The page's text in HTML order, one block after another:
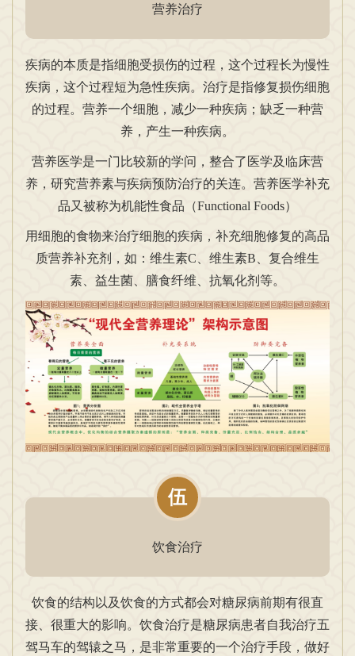
营养治疗
疾病的本质是指细胞受损伤的过程，这个过程长为慢性
疾病，这个过程短为急性疾病。治疗是指修复损伤细胞
的过程。营养一个细胞，减少一种疾病；缺乏一种营
养，产生一种疾病。
营养医学是一门比较新的学问，整合了医学及临床营
养，研究营养素与疾病预防治疗的关连。营养医学补充
品又被称为机能性食品（Functional Foods）
用细胞的食物来治疗细胞的疾病，补充细胞修复的高品
质营养补充剂，如：维生素C、维生素B、复合维生
素、益生菌、膳食纤维、抗氧化剂等。
伍
饮食治疗
饮食的结构以及饮食的方式都会对糖尿病前期有很直
接、很重大的影响。饮食治疗是糖尿病患者自我治疗五
驾马车的驾辕之马，是非常重要的一个治疗手段，做好